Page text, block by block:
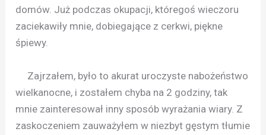
domów. Już podczas okupacji, któregoś wieczoru
zaciekawiły mnie, dobiegające z cerkwi, piękne
śpiewy.
Zajrzałem, było to akurat uroczyste nabożeństwo
wielkanocne, i zostałem chyba na 2 godziny, tak
mnie zainteresował inny sposób wyrażania wiary. Z
zaskoczeniem zauważyłem w niezbyt gęstym tłumie